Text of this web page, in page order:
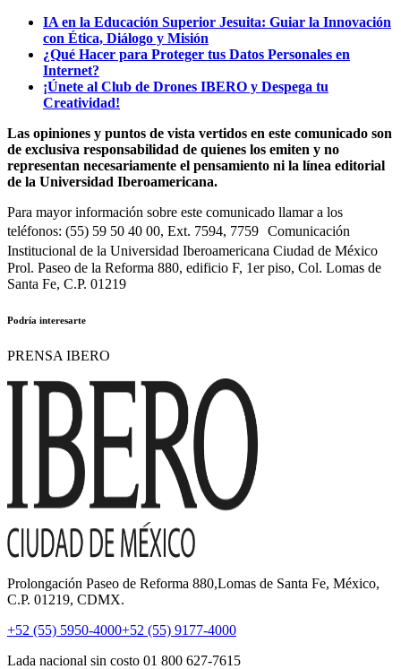
IA en la Educación Superior Jesuita: Guiar la Innovación
con Ética, Diálogo y Misión
¿Qué Hacer para Proteger tus Datos Personales en
Internet?
¡Únete al Club de Drones IBERO y Despega tu
Creatividad!
Las opiniones y puntos de vista vertidos en este comunicado son
de exclusiva responsabilidad de quienes los emiten y no
representan necesariamente el pensamiento ni la línea editorial
de la Universidad Iberoamericana.
Para mayor información sobre este comunicado llamar a los
teléfonos: (55) 59 50 40 00, Ext. 7594, 7759 Comunicación
Institucional de la Universidad Iberoamericana Ciudad de México
Prol. Paseo de la Reforma 880, edificio F, 1er piso, Col. Lomas de
Santa Fe, C.P. 01219
Podría interesarte
PRENSA IBERO
Prolongación Paseo de Reforma 880,Lomas de Santa Fe, México,
C.P. 01219, CDMX.
+52 (55) 5950-4000+52 (55) 9177-4000
Lada nacional sin costo 01 800 627-7615